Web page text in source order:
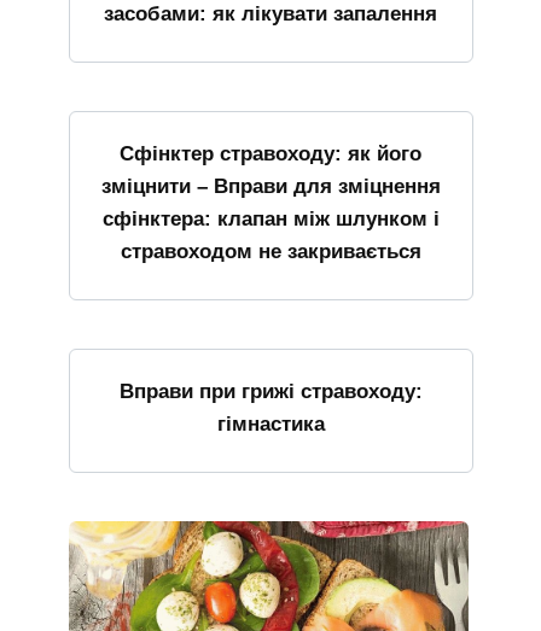
засобами: як лікувати запалення
Сфінктер стравоходу: як його
зміцнити – Вправи для зміцнення
сфінктера: клапан між шлунком і
стравоходом не закривається
Вправи при грижі стравоходу:
гімнастика